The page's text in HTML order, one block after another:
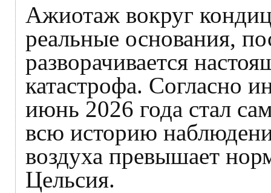
Ажиотаж вокруг
реальные основания,
разворачивается
катастрофа. Согласно
июнь 2026 года стал
всю историю
воздуха превышает
Цельсия.